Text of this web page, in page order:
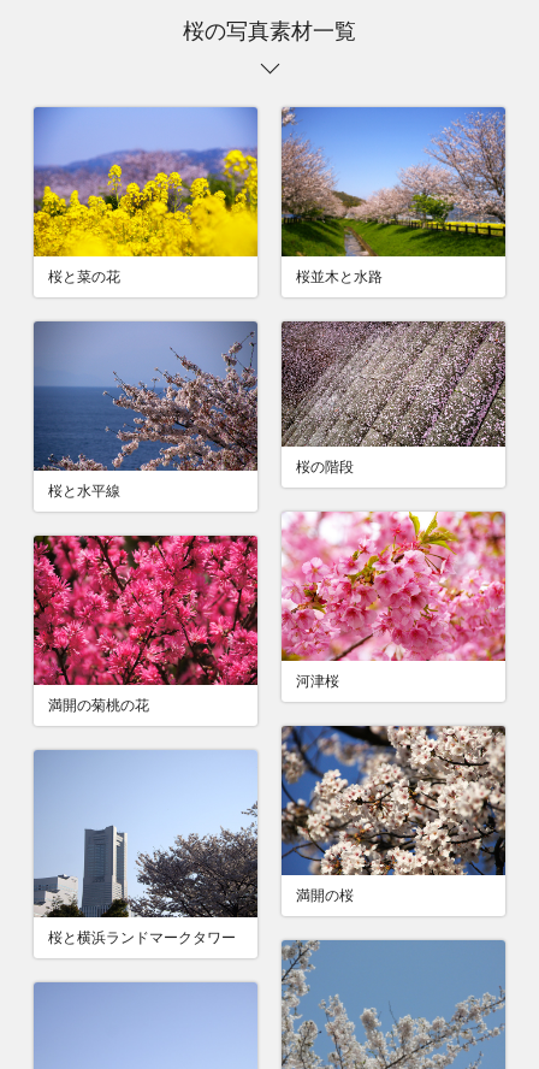
桜の写真素材一覧
桜と菜の花 桜並木と水路
桜の階段
桜と水平線
河津桜
満開の菊桃の花
満開の桜
桜と横浜ランドマークタワー